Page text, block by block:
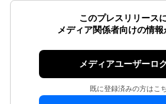
このプレスリリースに
メディア関係者向けの情
メディアユーザーロ
既に登録済みの方はこ